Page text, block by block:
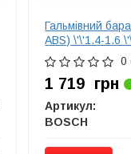
Гальмівний
ABS) \'\'1.4-1.6
0
1 719 грн
Артикул:
BOSCH